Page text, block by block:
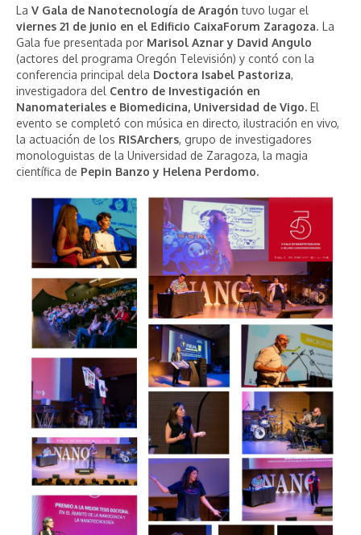
La V Gala de Nanotecnología de Aragón tuvo lugar el
viernes 21 de junio en el Edificio CaixaForum Zaragoza. La
Gala fue presentada por Marisol Aznar y David Angulo
(actores del programa Oregón Televisión) y contó con la
conferencia principal dela Doctora Isabel Pastoriza,
investigadora del Centro de Investigación en
Nanomateriales e Biomedicina, Universidad de Vigo. El
evento se completó con música en directo, ilustración en vivo,
la actuación de los RISArchers, grupo de investigadores
monologuistas de la Universidad de Zaragoza, la magia
científica de Pepin Banzo y Helena Perdomo.